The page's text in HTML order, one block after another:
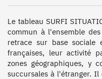
Le tableau SURFI
commun à l'ensemble
retrace sur base sociale
françaises, leur activité
zones géographiques, y
succursales à l'étranger.